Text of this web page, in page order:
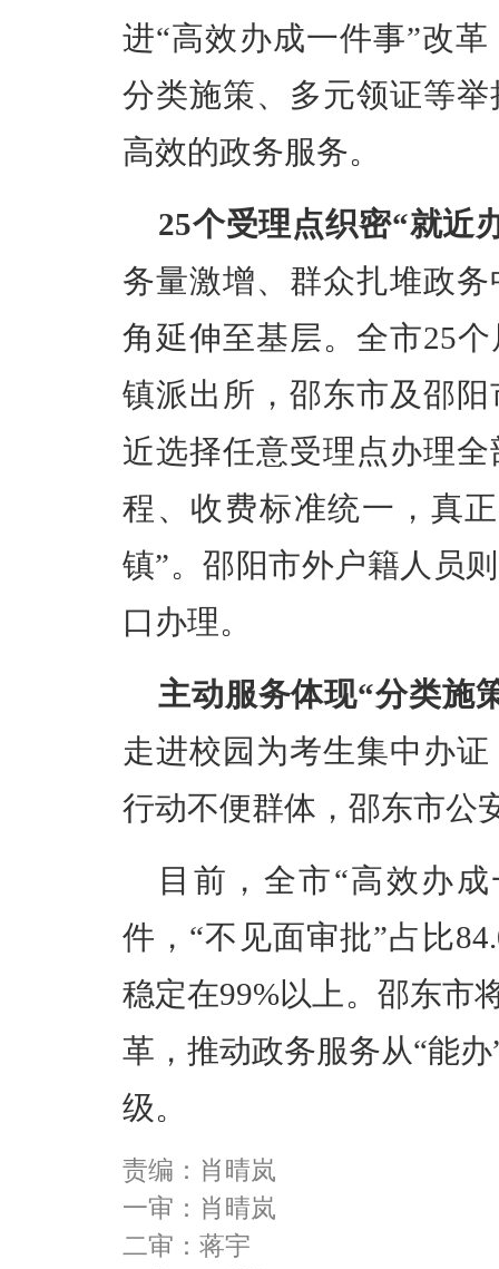
进“高效办成一件事”改
分类施策、多元领证等
高效的政务服务。
25个受理点织密“就近
务量激增、群众扎堆政
角延伸至基层。全市25
镇派出所，邵东市及邵
近选择任意受理点办理
程、收费标准统一，真
镇”。邵阳市外户籍人员
口办理。
主动服务体现“分类施
走进校园为考生集中办
行动不便群体，邵东市公
目前，全市“高效办
件，“不见面审批”占比
稳定在99%以上。邵东市
革，推动政务服务从“能
级。
责编：肖晴岚
一审：肖晴岚
二审：蒋宇